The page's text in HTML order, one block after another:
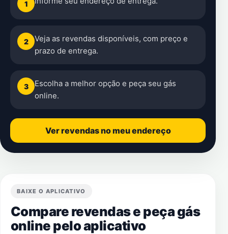
1
2
Veja as revendas disponíveis, com preço e
prazo de entrega.
3
Escolha a melhor opção e peça seu gás
online.
Ver revendas no meu endereço
BAIXE O APLICATIVO
Compare revendas e peça gás
online pelo aplicativo